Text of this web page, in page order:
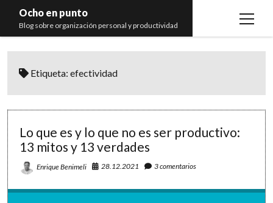
Ocho en punto
Blog sobre organización personal y productividad
open
Libros
Etiqueta:efectividad
Lo que es y lo que no es ser productivo:
13 mitos y 13 verdades
Enrique Benimeli 28.12.2021 3 comentarios